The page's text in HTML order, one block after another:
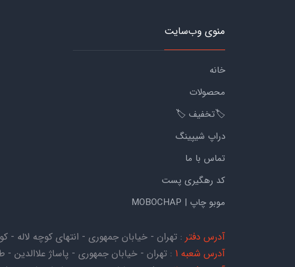
منوی وب‌سایت
خانه
محصولات
🏷️تخفیف 🏷️
دراپ شیپینگ
تماس با ما
کد رهگیری پست
موبو چاپ | MOBOCHAP
آدرس دفتر : تهران - خیابان جمهوری - انتهای کوچه لاله - کوچه هاتف -
آدرس شعبه 1
: تهران - خیابان جمهوری - پاساژ علاالدین -